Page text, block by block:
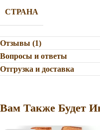
СТРАНА
Отзывы (1)
Вопросы и ответы
Отгрузка и доставка
Вам Также Будет